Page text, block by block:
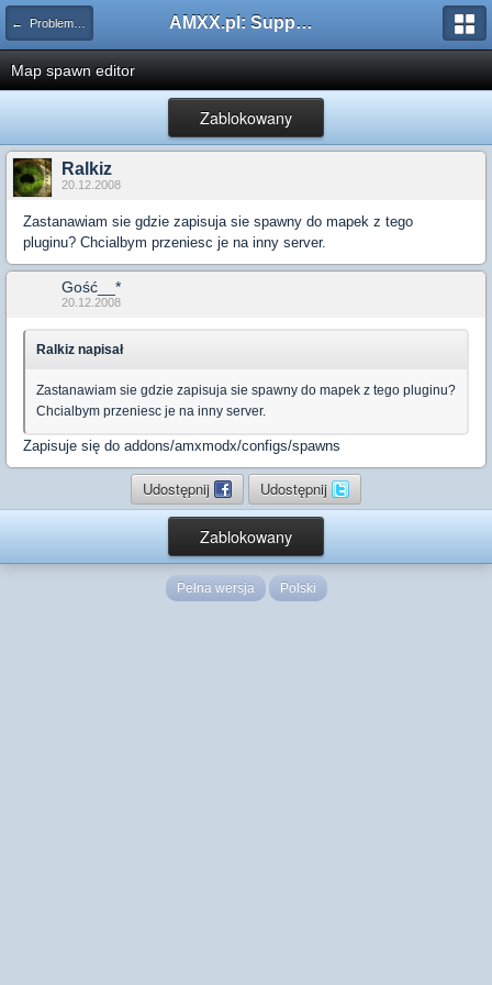
← Problemy z pluginami AMXX.pl: Support AMX Mod X i SourceMod
Map spawn editor
Zablokowany
Ralkiz
20.12.2008
Zastanawiam sie gdzie zapisuja sie spawny do mapek z tego
pluginu? Chcialbym przeniesc je na inny server.
Gość__*
20.12.2008
Ralkiz napisał
Zastanawiam sie gdzie zapisuja sie spawny do mapek z tego pluginu?
Chcialbym przeniesc je na inny server.
Zapisuje się do addons/amxmodx/configs/spawns
Udostępnij Udostępnij
Zablokowany
Pełna wersja Polski